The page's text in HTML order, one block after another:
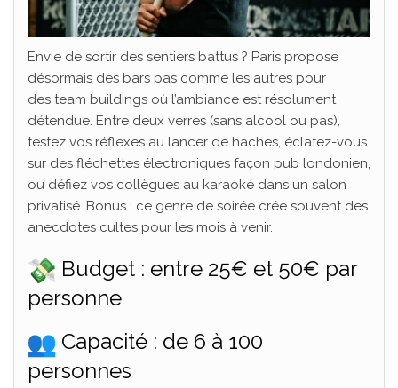
Envie de sortir des sentiers battus ? Paris propose
désormais des bars pas comme les autres pour
des team buildings où l’ambiance est résolument
détendue. Entre deux verres (sans alcool ou pas),
testez vos réflexes au lancer de haches, éclatez-vous
sur des fléchettes électroniques façon pub londonien,
ou défiez vos collègues au karaoké dans un salon
privatisé. Bonus : ce genre de soirée crée souvent des
anecdotes cultes pour les mois à venir.
Budget : entre 25€ et 50€ par
personne
Capacité : de 6 à 100
personnes